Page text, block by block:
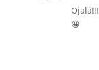
Ojalá!!!
😀